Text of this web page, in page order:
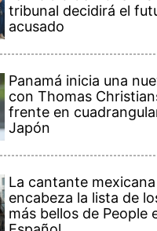
tribunal decidirá el
acusado
Panamá inicia una
con Thomas
frente en
Japón
La cantante
encabeza la lista de
más bellos de People